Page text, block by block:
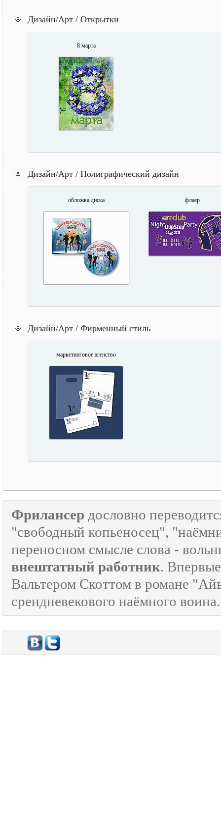
Дизайн/Арт / Открытки
8 марта
Дизайн/Арт / Полиграфический дизайн
обложка диска флаер
Дизайн/Арт / Фирменный стиль
маркетинговое агенство
Фрилансер дословно
"свободный копьеносец",
переносном смысле слова -
внештатный работник.
Вальтером Скоттом в романе
срендневекового наёмного воина.